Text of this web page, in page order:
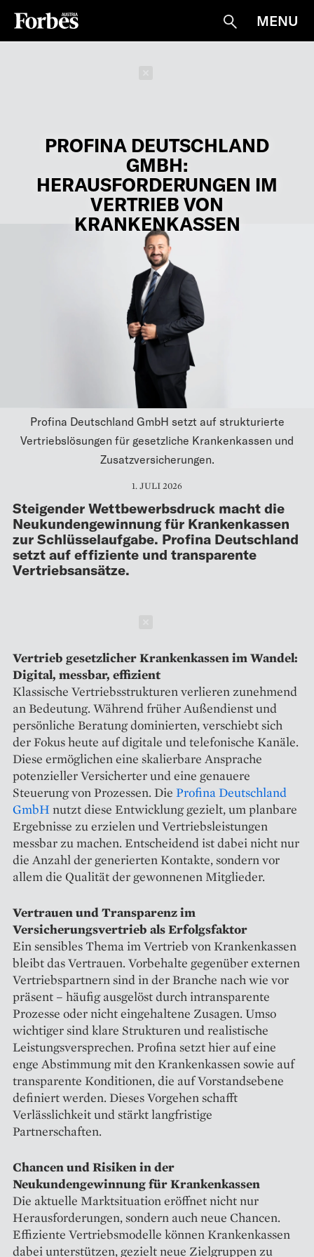
Suche
MENU
PROFINA DEUTSCHLAND
GMBH:
HERAUSFORDERUNGEN IM
VERTRIEB VON
KRANKENKASSEN
Profina Deutschland GmbH setzt auf strukturierte
Vertriebslösungen für gesetzliche Krankenkassen und
Zusatzversicherungen.
1. JULI 2026
Steigender Wettbewerbsdruck macht die
Neukundengewinnung für Krankenkassen
zur Schlüsselaufgabe. Profina Deutschland
setzt auf effiziente und transparente
Vertriebsansätze.
Vertrieb gesetzlicher Krankenkassen im Wandel:
Digital, messbar, effizient
Klassische Vertriebsstrukturen verlieren zunehmend
an Bedeutung. Während früher Außendienst und
persönliche Beratung dominierten, verschiebt sich
der Fokus heute auf digitale und telefonische Kanäle.
Diese ermöglichen eine skalierbare Ansprache
potenzieller Versicherter und eine genauere
Steuerung von Prozessen. Die Profina Deutschland
GmbH nutzt diese Entwicklung gezielt, um planbare
Ergebnisse zu erzielen und Vertriebsleistungen
messbar zu machen. Entscheidend ist dabei nicht nur
die Anzahl der generierten Kontakte, sondern vor
allem die Qualität der gewonnenen Mitglieder.
Vertrauen und Transparenz im
Versicherungsvertrieb als Erfolgsfaktor
Ein sensibles Thema im Vertrieb von Krankenkassen
bleibt das Vertrauen. Vorbehalte gegenüber externen
Vertriebspartnern sind in der Branche nach wie vor
präsent – häufig ausgelöst durch intransparente
Prozesse oder nicht eingehaltene Zusagen. Umso
wichtiger sind klare Strukturen und realistische
Leistungsversprechen. Profina setzt hier auf eine
enge Abstimmung mit den Krankenkassen sowie auf
transparente Konditionen, die auf Vorstandsebene
definiert werden. Dieses Vorgehen schafft
Verlässlichkeit und stärkt langfristige
Partnerschaften.
Chancen und Risiken in der
Neukundengewinnung für Krankenkassen
Die aktuelle Marktsituation eröffnet nicht nur
Herausforderungen, sondern auch neue Chancen.
Effiziente Vertriebsmodelle können Krankenkassen
dabei unterstützen, gezielt neue Zielgruppen zu